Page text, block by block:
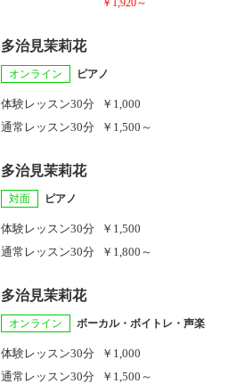
￥1,920～
多治見茉莉花
オンライン ピアノ
体験レッスン30分
￥1,000
通常レッスン30分 ￥1,500～
多治見茉莉花
対面 ピアノ
体験レッスン30分
￥1,500
通常レッスン30分 ￥1,800～
多治見茉莉花
オンライン ボーカル・ボイトレ・声楽
体験レッスン30分
￥1,000
通常レッスン30分 ￥1,500～